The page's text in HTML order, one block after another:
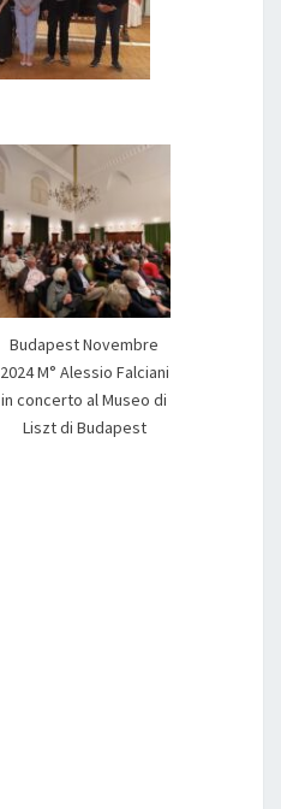
Budapest Novembre
2024 M° Alessio Falciani
in concerto al Museo di
Liszt di Budapest